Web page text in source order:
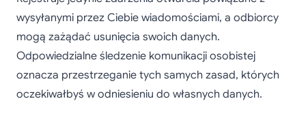
wysyłanymi przez Ciebie wiadomościami, a odbiorcy
mogą zażądać usunięcia swoich danych.
Odpowiedzialne śledzenie komunikacji osobistej
oznacza przestrzeganie tych samych zasad, których
oczekiwałbyś w odniesieniu do własnych danych.